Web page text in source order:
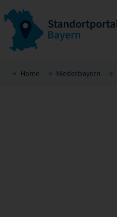
Home Niederbayern